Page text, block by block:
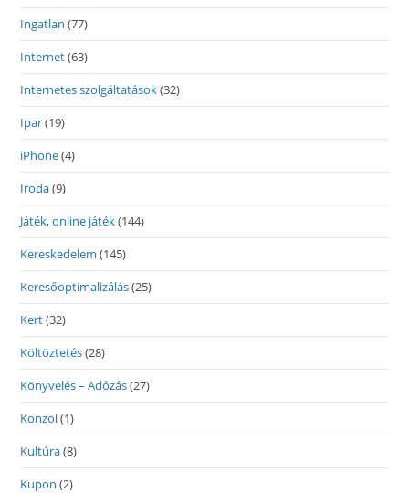
Ingatlan (77)
Internet(63)
Internetes szolgáltatások(32)
Ipar(19)
iPhone(4)
Iroda(9)
Játék, online játék(144)
Kereskedelem (145)
Keresőoptimalizálás(25)
Kert(32)
Költöztetés(28)
Könyvelés – Adózás(27)
Konzol(1)
Kultúra(8)
Kupon (2)